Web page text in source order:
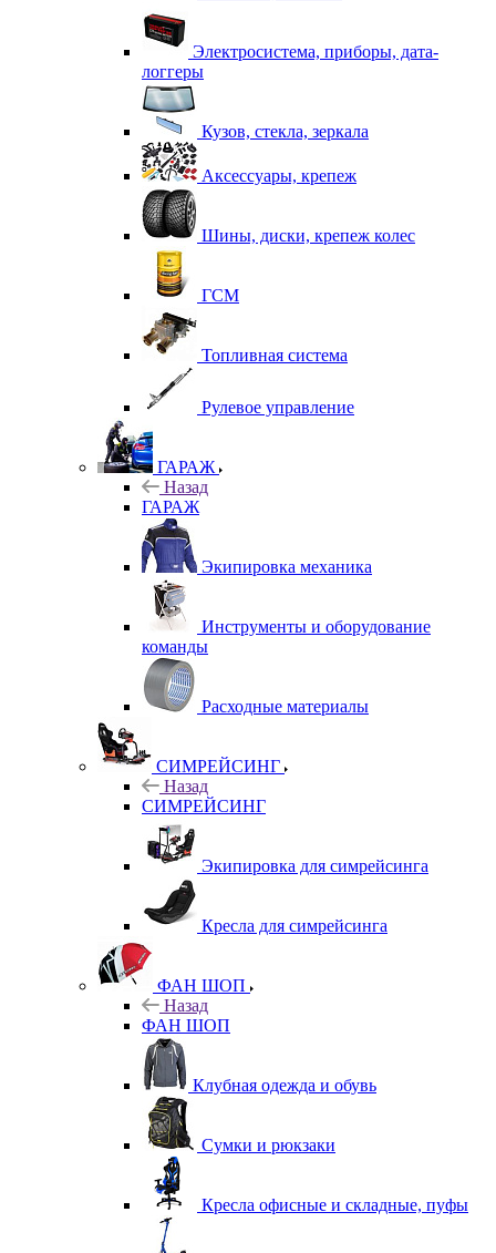
Электросистема, приборы, дата-
логгеры
Кузов, стекла, зеркала
Аксессуары, крепеж
Шины, диски, крепеж колес
ГСМ
Топливная система
Рулевое управление
ГАРАЖ
Назад
ГАРАЖ
Экипировка механика
Инструменты и оборудование
команды
Расходные материалы
СИМРЕЙСИНГ
Назад
СИМРЕЙСИНГ
Экипировка для симрейсинга
Кресла для симрейсинга
ФАН ШОП
Назад
ФАН ШОП
Клубная одежда и обувь
Сумки и рюкзаки
Кресла офисные и складные, пуфы